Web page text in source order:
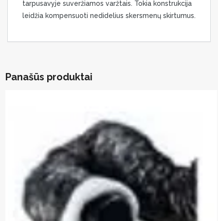
tarpusavyje suveržiamos varžtais. Tokia konstrukcija
leidžia kompensuoti nedidelius skersmenų skirtumus.
Panašūs produktai